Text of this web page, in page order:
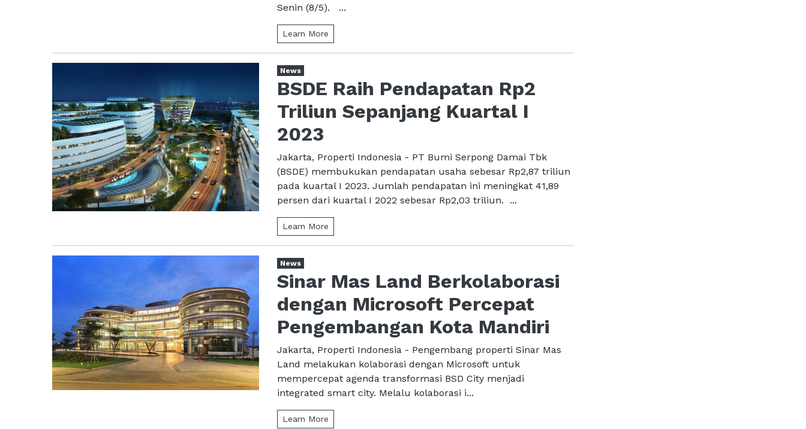
Senin (8/5). ...
Learn More
News
BSDE Raih Pendapatan Rp2
Triliun Sepanjang Kuartal I
2023
Jakarta, Properti Indonesia - PT Bumi Serpong Damai Tbk
(BSDE) membukukan pendapatan usaha sebesar Rp2,87 triliun
pada kuartal I 2023. Jumlah pendapatan ini meningkat 41,89
persen dari kuartal I 2022 sebesar Rp2,03 triliun. ...
Learn More
News
Sinar Mas Land Berkolaborasi
dengan Microsoft Percepat
Pengembangan Kota Mandiri
Jakarta, Properti Indonesia - Pengembang properti Sinar Mas
Land melakukan kolaborasi dengan Microsoft untuk
mempercepat agenda transformasi BSD City menjadi
integrated smart city. Melalu kolaborasi i...
Learn More